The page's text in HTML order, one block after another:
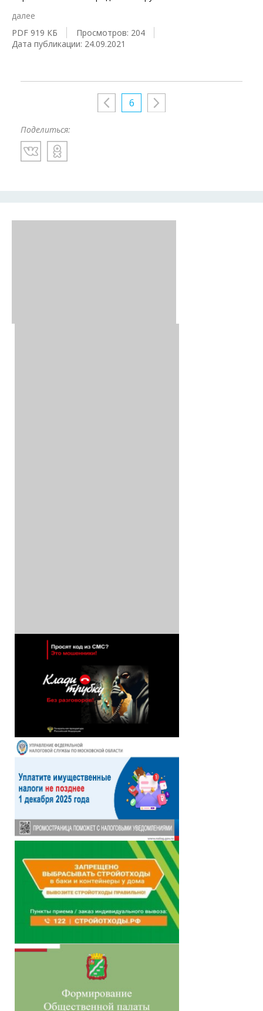
далее
PDF 919 КБ
Просмотров: 204
Дата публикации: 24.09.2021
6
Поделиться: